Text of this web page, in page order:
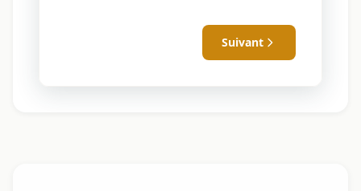
Suivant